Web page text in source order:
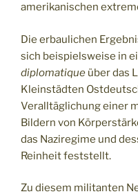
amerikanischen
Die erbaulichen
sich beispielsweise in
diplomatique über das
Kleinstädten
Veralltäglichung einer
Bildern von
das Naziregime und
Reinheit feststellt.
Zu diesem militanten